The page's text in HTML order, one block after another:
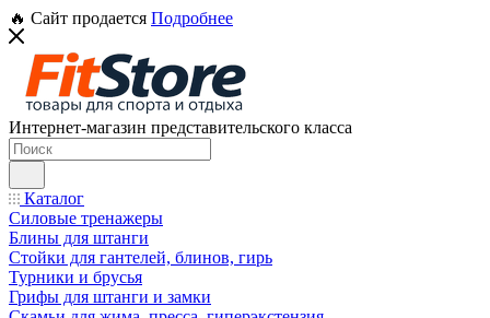
🔥 Сайт продается Подробнее
Интернет-магазин представительского класса
Каталог
Силовые тренажеры
Блины для штанги
Стойки для гантелей, блинов, гирь
Турники и брусья
Грифы для штанги и замки